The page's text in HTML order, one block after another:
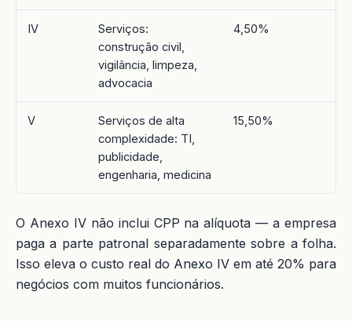
IV
Serviços:
construção civil,
vigilância, limpeza,
advocacia
4,50%
V
Serviços de alta
complexidade: TI,
publicidade,
engenharia, medicina
15,50%
O Anexo IV não inclui CPP na alíquota — a empresa
paga a parte patronal separadamente sobre a folha.
Isso eleva o custo real do Anexo IV em até 20% para
negócios com muitos funcionários.